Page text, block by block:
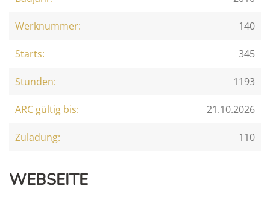
Werknummer: 140
Starts: 345
Stunden: 1193
ARC gültig bis: 21.10.2026
Zuladung: 110
WEBSEITE